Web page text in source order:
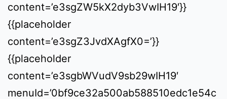
content=’e3sgZW5kX2dyb3VwIH19′}}
{{placeholder
content=’e3sgZ3JvdXAgfX0=’}}
{{placeholder
content=’e3sgbWVudV9sb29wIH19′
menuId=’0bf9ce32a500ab588510edc1e54c